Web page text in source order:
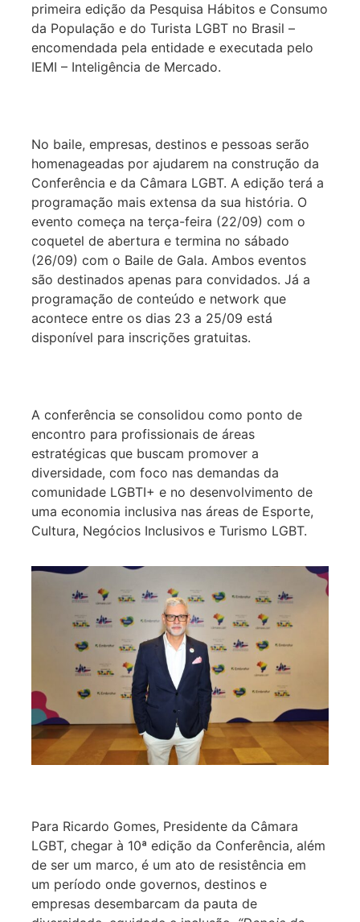
primeira edição da Pesquisa Hábitos e Consumo
da População e do Turista LGBT no Brasil –
encomendada pela entidade e executada pelo
IEMI – Inteligência de Mercado.
No baile, empresas, destinos e pessoas serão
homenageadas por ajudarem na construção da
Conferência e da Câmara LGBT. A edição terá a
programação mais extensa da sua história. O
evento começa na terça-feira (22/09) com o
coquetel de abertura e termina no sábado
(26/09) com o Baile de Gala. Ambos eventos
são destinados apenas para convidados. Já a
programação de conteúdo e network que
acontece entre os dias 23 a 25/09 está
disponível para inscrições gratuitas.
A conferência se consolidou como ponto de
encontro para profissionais de áreas
estratégicas que buscam promover a
diversidade, com foco nas demandas da
comunidade LGBTI+ e no desenvolvimento de
uma economia inclusiva nas áreas de Esporte,
Cultura, Negócios Inclusivos e Turismo LGBT.
Para Ricardo Gomes, Presidente da Câmara
LGBT, chegar à 10ª edição da Conferência, além
de ser um marco, é um ato de resistência em
um período onde governos, destinos e
empresas desembarcam da pauta de